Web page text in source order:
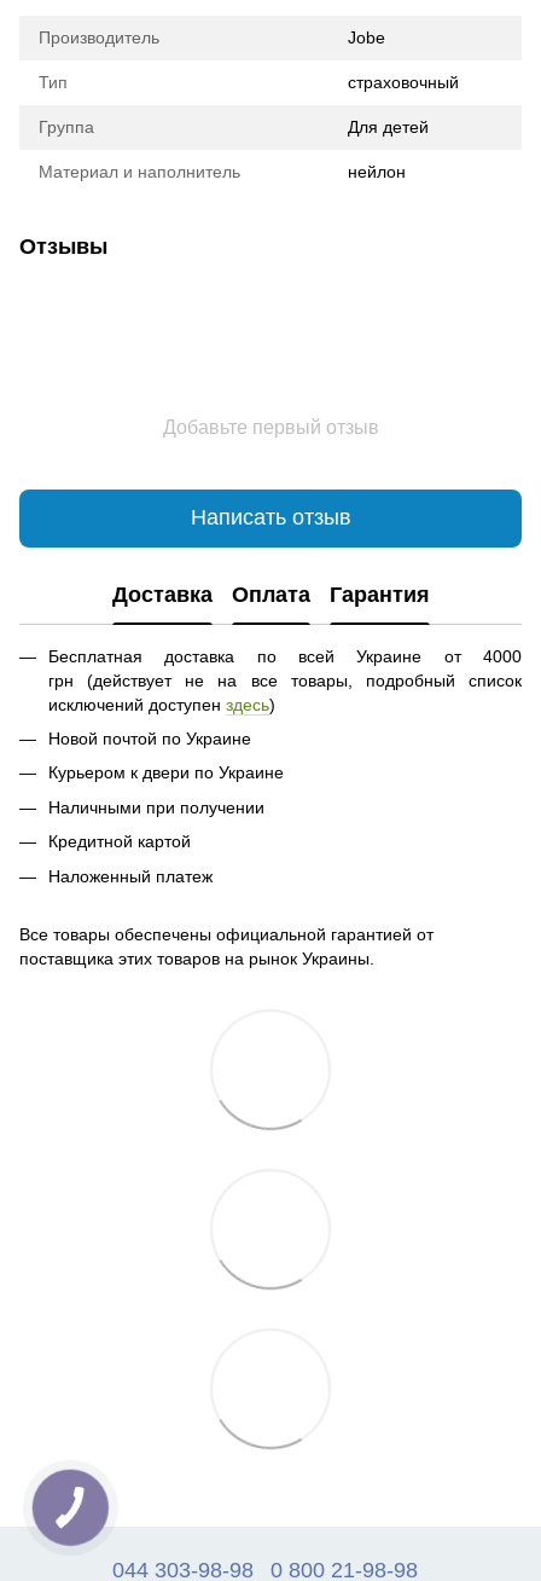
Производитель Jobe
Тип страховочный
Группа Для детей
Материал и наполнитель нейлон
Отзывы
Добавьте первый отзыв
Написать отзыв
Доставка Оплата Гарантия
Бесплатная доставка по всей Украине от 4000
грн (действует не на все товары, подробный список
исключений доступен здесь)
Новой почтой по Украине
Курьером к двери по Украине
Наличными при получении
Кредитной картой
Наложенный платеж
Все товары обеспечены официальной гарантией от
поставщика этих товаров на рынок Украины.
044 303-98-98 0 800 21-98-98